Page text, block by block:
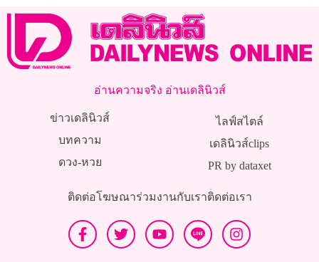
อ่านความจริง อ่านเดลินิวส์
ข่าวเดลินิวส์
บทความ
ดวง-หวย
ไลฟ์สไตล์
เดลินิวส์clips
PR by dataxet
ติดต่อโฆษณาร่วมงานกับเราติดต่อเรา